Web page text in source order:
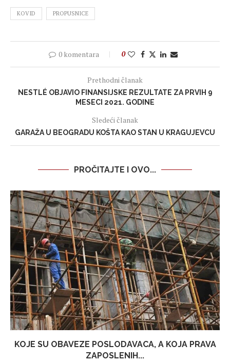
KOVID PROPUSNICE
0 komentara 0
Prethodni članak
NESTLÉ OBJAVIO FINANSIJSKE REZULTATE ZA PRVIH 9
MESECI 2021. GODINE
Sledeći članak
GARAŽA U BEOGRADU KOŠTA KAO STAN U KRAGUJEVCU
PROČITAJTE I OVO...
KOJE SU OBAVEZE POSLODAVACA, A KOJA PRAVA
ZAPOSLENIH...